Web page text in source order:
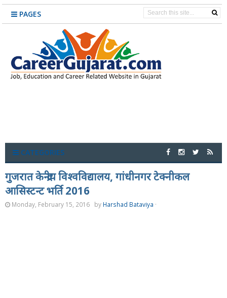
PAGES
CATEGORIES
गुजरात केन्द्रीय विश्वविद्यालय, गांधीनगर टेक्नीकल
आसिस्टन्ट भर्ति 2016
Monday, February 15, 2016 by Harshad Bataviya ·